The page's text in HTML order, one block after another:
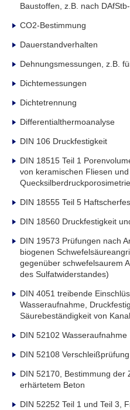
Baustoffen, z.B. nach
CO2-Bestimmung
Dauerstandverhalten
Dehnungsmessungen, z.B.
Dichtemessungen
Dichtetrennung
Differentialthermoanalyse
DIN 106 Druckfestigkeit
DIN 18515 Teil 1
von keramischen Fliesen
Quecksilberdruckporosimetrie
DIN 18555 Teil 5
DIN 18560 Druckfestigkeit
DIN 19573 Prüfungen nach
biogenen
gegenüber schwefelsaurem
des Sulfatwiderstandes)
DIN 4051 treibende
Wasseraufnahme,
Säurebeständigkeit von
DIN 52102 Wasseraufnahme
DIN 52108 Verschleißprüfung
DIN 52170, Bestimmung der
erhärtetem Beton
DIN 52252 Teil 1 und Teil 3,